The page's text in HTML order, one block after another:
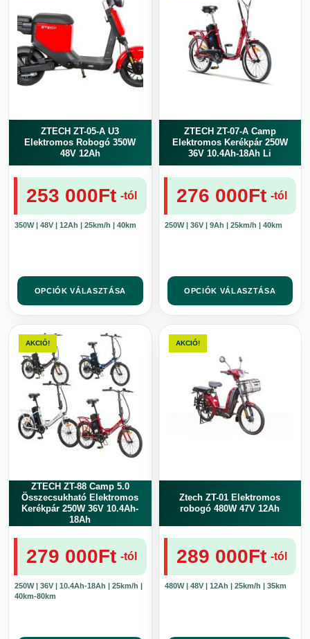
ZTECH ZT-05-A U3
Elektromos Robogó 350W
48V 12Ah
253 000Ft -tól
350W | 48V | 12Ah | 25km/h | 40km
OPCIÓK VÁLASZTÁSA
variációja
van.
változatok
termékoldalon
ZTECH ZT-07-A Camp
Elektromos Kerékpár 250W
36V 10.4Ah-18Ah Li
276 000Ft -tól
250W | 36V | 9Ah | 25km/h | 40km
OPCIÓK VÁLASZTÁSA
változatok
termékoldalon
AKCIÓ!
ZTECH ZT-88 Camp 5.0
Összecsukható Elektromos
Kerékpár 250W 36V 10.4Ah-
18Ah
279 000Ft -tól
250W | 36V | 10.4Ah-18Ah | 25km/h |
40km-80km
Ennek
terméknek
több
variációja
van.
változatok
termékoldalon
AKCIÓ!
Ztech ZT-01 Elektromos
robogó 480W 47V 12Ah
289 000Ft -tól
480W | 48V | 12Ah | 25km/h | 35km
Ennek
terméknek
változatok